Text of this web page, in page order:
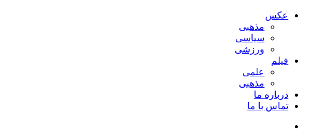
عکس
مذهبی
سیاسی
ورزشی
فیلم
علمی
مذهبی
درباره ما
تماس با ما